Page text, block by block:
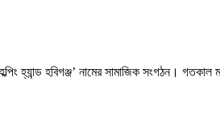
হ্যান্ড হবিগঞ্জ’ নামের সামাজিক সংগঠন।